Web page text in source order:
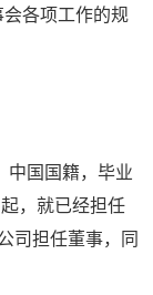
各项工作的规
中国国籍，毕业
，就已经担任
司担任董事，同